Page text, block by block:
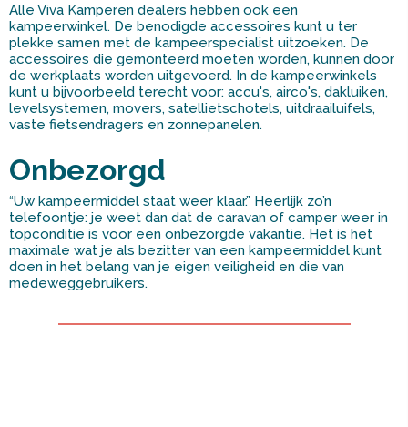
Alle Viva Kamperen dealers hebben ook een
kampeerwinkel. De benodigde accessoires kunt u ter
plekke samen met de kampeerspecialist uitzoeken. De
accessoires die gemonteerd moeten worden, kunnen door
de werkplaats worden uitgevoerd. In de kampeerwinkels
kunt u bijvoorbeeld terecht voor: accu's, airco's, dakluiken,
levelsystemen, movers, satellietschotels, uitdraailuifels,
vaste fietsendragers en zonnepanelen.
Onbezorgd
“Uw kampeermiddel staat weer klaar.” Heerlijk zo’n
telefoontje: je weet dan dat de caravan of camper weer in
topconditie is voor een onbezorgde vakantie. Het is het
maximale wat je als bezitter van een kampeermiddel kunt
doen in het belang van je eigen veiligheid en die van
medeweggebruikers.